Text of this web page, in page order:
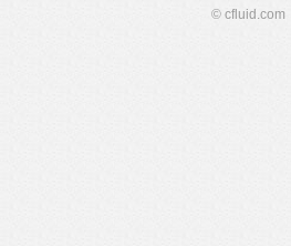
© cfluid.com